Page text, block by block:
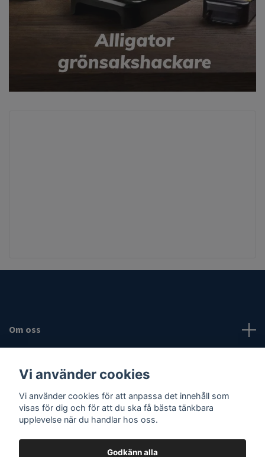
Om oss
Sociala medier
Vi använder cookies
Vi använder cookies för att anpassa det innehåll som
visas för dig och för att du ska få bästa tänkbara
upplevelse när du handlar hos oss.
Godkänn alla